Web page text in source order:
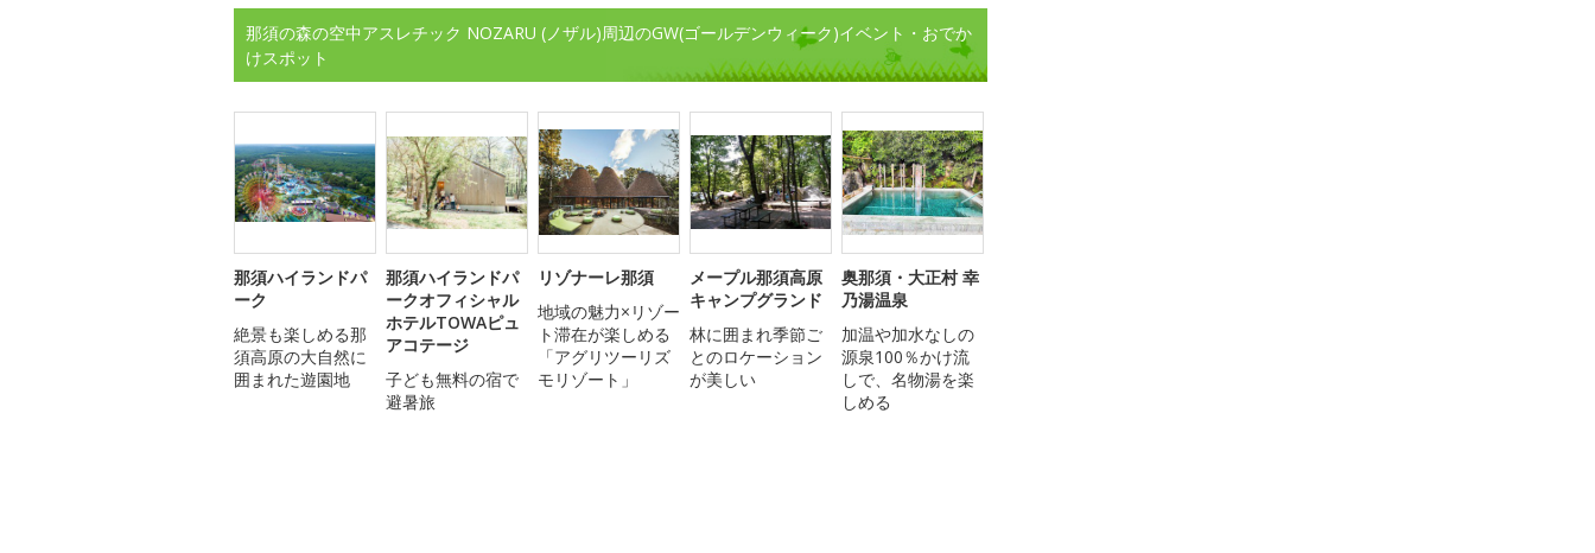
那須の森の空中アスレチック NOZARU (ノザル)周辺のGW(ゴールデンウィーク)イベント・おでか
けスポット
那須ハイランドパ
ーク
絶景も楽しめる那
須高原の大自然に
囲まれた遊園地
那須ハイランドパ
ークオフィシャル
ホテルTOWAピュ
アコテージ
子ども無料の宿で
避暑旅
リゾナーレ那須
地域の魅力×リゾー
ト滞在が楽しめる
「アグリツーリズ
モリゾート」
メープル那須高原
キャンプグランド
林に囲まれ季節ご
とのロケーション
が美しい
奥那須・大正村 幸
乃湯温泉
加温や加水なしの
源泉100％かけ流
しで、名物湯を楽
しめる